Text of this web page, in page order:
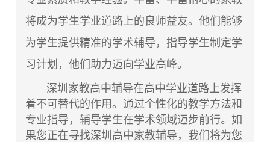
将成为学生学业道路上的良师益友。他们能够
为学生提供精准的学术辅导，指导学生制定学
习计划，他们助力迈向学业高峰。
深圳家教高中辅导在高中学业道路上发挥
着不可替代的作用。通过个性化的教学方法和
专业指导，辅导学生在学术领域迈步前行。如
果您正在寻找深圳高中家教辅导，我们将为您